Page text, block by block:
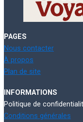
PAGES
Nous contacter
À propos
Plan de site
INFORMATIONS
Politique de
Conditions générales